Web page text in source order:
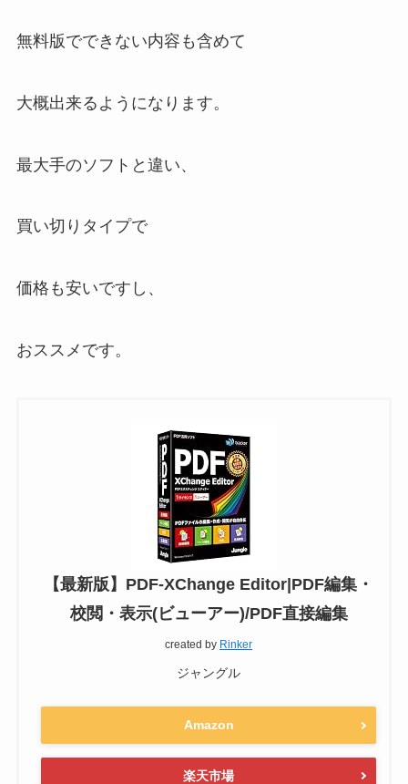
無料版でできない内容も含めて
大概出来るようになります。
最大手のソフトと違い、
買い切りタイプで
価格も安いですし、
おススメです。
【最新版】PDF-XChange Editor|PDF編集・
校閲・表示(ビューアー)/PDF直接編集
created by Rinker
ジャングル
Amazon
楽天市場